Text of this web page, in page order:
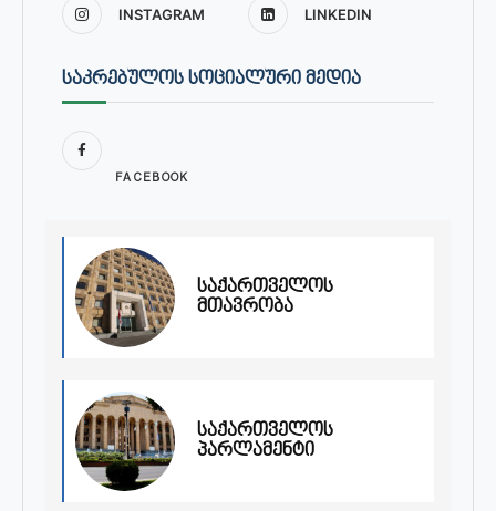
INSTAGRAM LINKEDIN
ᲡᲐᲙᲠᲔᲑᲣᲚᲝᲡ ᲡᲝᲪᲘᲐᲚᲣᲠᲘ ᲛᲔᲓᲘᲐ
FACEBOOK
საქართველოს
მთავრობა
საქართველოს
პარლამენტი